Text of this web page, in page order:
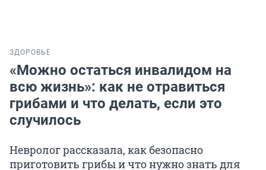
ЗДОРОВЬЕ
«Можно остаться инвалидом на
всю жизнь»: как не отравиться
грибами и что делать, если это
случилось
Невролог рассказала, как безопасно
приготовить грибы и что нужно знать для